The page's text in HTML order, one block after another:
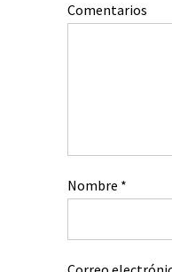
Comentarios
Nombre *